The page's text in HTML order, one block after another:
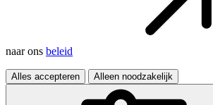
naar ons beleid
Alles accepteren Alleen noodzakelijk